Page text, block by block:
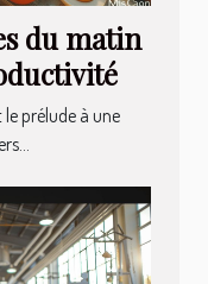
du matin
prélude à une